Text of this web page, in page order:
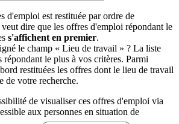
d'emploi est restituée par ordre de
dire que les offres d'emploi répondant le
s'affichent en premier.
le champ « Lieu de travail » ? La liste
répondant le plus à vos critères. Parmi
restituées les offres dont le lieu de travail
de votre recherche.
de visualiser ces offres d'emploi via
aux personnes en situation de